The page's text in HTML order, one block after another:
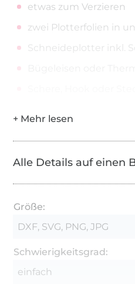
etwas zum Verzieren
zwei Plotterfolien in
Schneideplotter inkl.
Alle Details auf einen
Größe:
DXF, SVG, PNG, JPG
Schwierigkeitsgrad:
einfach